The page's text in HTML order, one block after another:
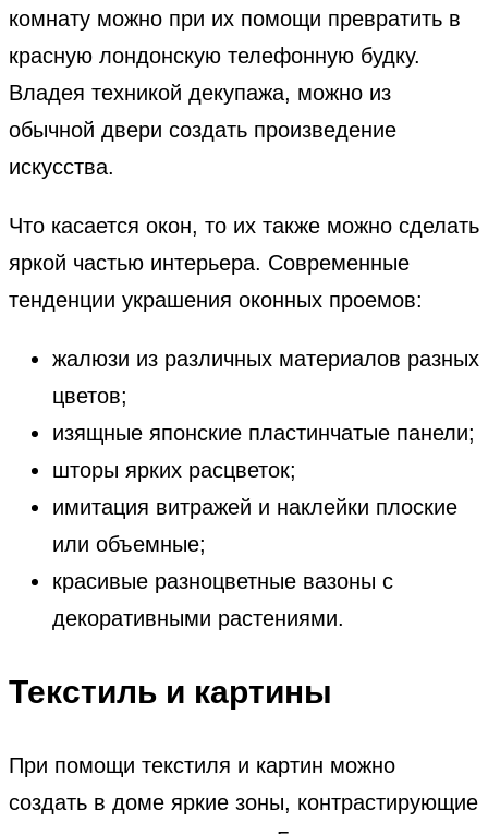
комнату можно при их помощи превратить в
красную лондонскую телефонную будку.
Владея техникой декупажа, можно из
обычной двери создать произведение
искусства.
Что касается окон, то их также можно сделать
яркой частью интерьера. Современные
тенденции украшения оконных проемов:
жалюзи из различных материалов разных
цветов;
изящные японские пластинчатые панели;
шторы ярких расцветок;
имитация витражей и наклейки плоские
или объемные;
красивые разноцветные вазоны с
декоративными растениями.
Текстиль и картины
При помощи текстиля и картин можно
создать в доме яркие зоны, контрастирующие